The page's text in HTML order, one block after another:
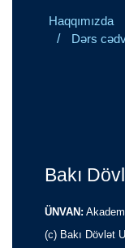
Haqqımızda
/ Dərs
Bakı
ÜNVAN:
(c) Bakı Dövlət